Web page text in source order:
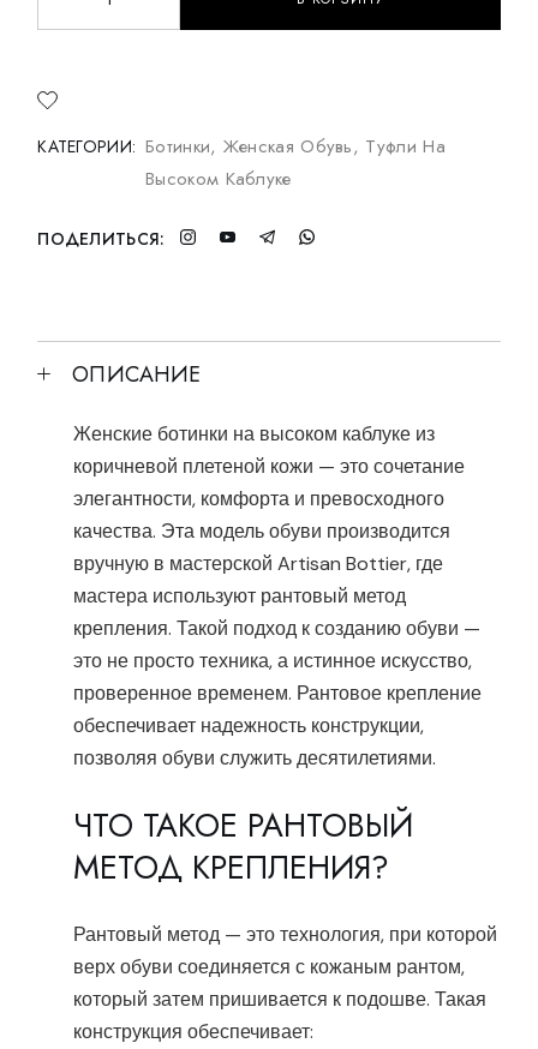
Женские ботинки на высоком каблуке из
КАТЕГОРИИ: Ботинки, Женская Обувь, Туфли На
Высоком Каблуке
ПОДЕЛИТЬСЯ:
ОПИСАНИЕ
Женские ботинки на высоком каблуке из
коричневой плетеной кожи — это сочетание
элегантности, комфорта и превосходного
качества. Эта модель обуви производится
вручную в мастерской Artisan Bottier, где
мастера используют рантовый метод
крепления. Такой подход к созданию обуви —
это не просто техника, а истинное искусство,
проверенное временем. Рантовое крепление
обеспечивает надежность конструкции,
позволяя обуви служить десятилетиями.
ЧТО ТАКОЕ РАНТОВЫЙ
МЕТОД КРЕПЛЕНИЯ?
Рантовый метод — это технология, при которой
верх обуви соединяется с кожаным рантом,
который затем пришивается к подошве. Такая
конструкция обеспечивает: